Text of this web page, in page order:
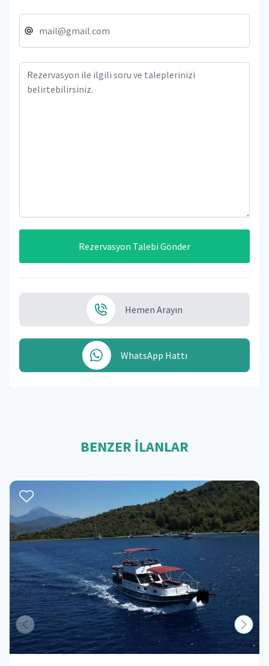
Rezervasyon Talebi Gönder
Hemen Arayın
WhatsApp Hattı
BENZER İLANLAR